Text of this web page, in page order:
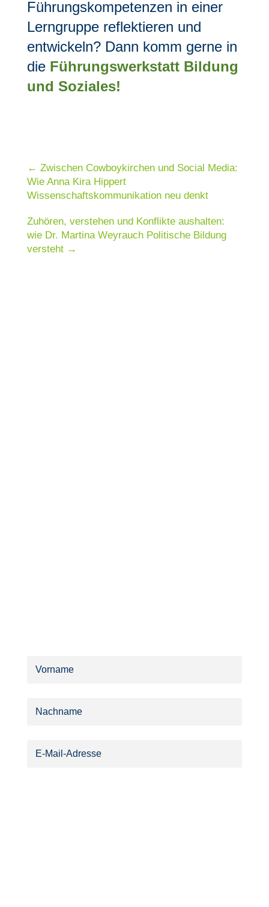
Führungskompetenzen in einer
Lerngruppe reflektieren und
entwickeln? Dann komm gerne in
die Führungswerkstatt Bildung
und Soziales!
← Zwischen Cowboykirchen und Social Media:
Wie Anna Kira Hippert
Wissenschaftskommunikation neu denkt
Zuhören, verstehen und Konflikte aushalten:
wie Dr. Martina Weyrauch Politische Bildung
versteht→